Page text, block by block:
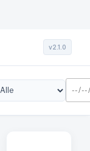
v2.1.0